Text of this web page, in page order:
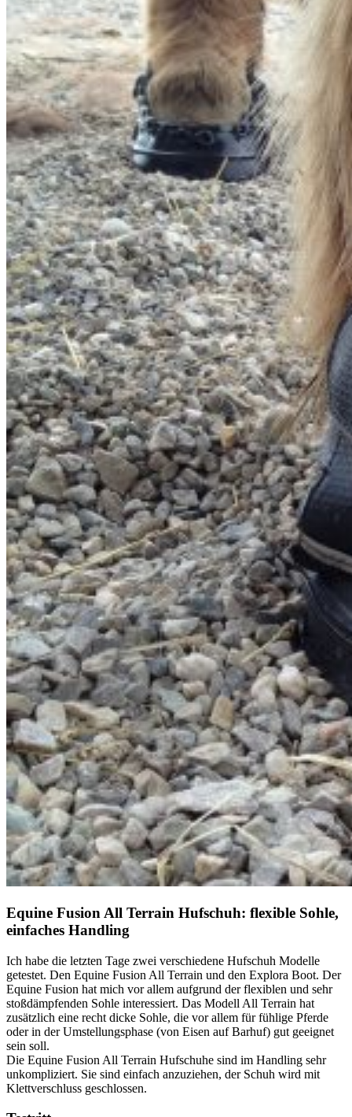
Equine Fusion All Terrain Hufschuh: flexible Sohle,
einfaches Handling
Ich habe die letzten Tage zwei verschiedene Hufschuh Modelle
getestet. Den Equine Fusion All Terrain und den Explora Boot. Der
Equine Fusion hat mich vor allem aufgrund der flexiblen und sehr
stoßdämpfenden Sohle interessiert. Das Modell All Terrain hat
zusätzlich eine recht dicke Sohle, die vor allem für fühlige Pferde
oder in der Umstellungsphase (von Eisen auf Barhuf) gut geeignet
sein soll.
Die Equine Fusion All Terrain Hufschuhe sind im Handling sehr
unkompliziert. Sie sind einfach anzuziehen, der Schuh wird mit
Klettverschluss geschlossen.